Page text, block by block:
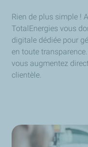
Rien de plus simple !
TotalEnergies vous
digitale dédiée pour
en toute
vous augmentez
clientèle.